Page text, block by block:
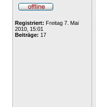
Registriert: Freitag 7. Mai
2010, 15:01
Beiträge: 17